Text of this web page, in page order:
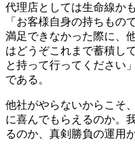
代理店としては生命線か
「お客様自身の持ちもの
満足できなかった際に、
はどうぞこれまで蓄積し
と持って行ってください
である。
他社がやらないからこそ
に喜んでもらえるのか。
るのか、真剣勝負の運用